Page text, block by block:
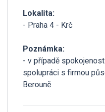
Lokalita:
- Praha 4 - Krč
Poznámka:
- v případě
spolupráci s firmou
Berouně